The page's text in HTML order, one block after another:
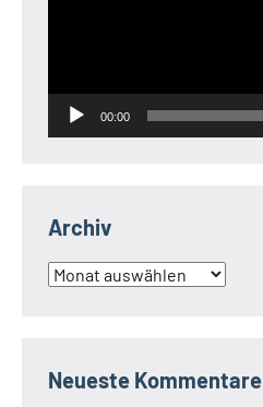
00:00
Archiv
Archiv
Neueste Kommentare